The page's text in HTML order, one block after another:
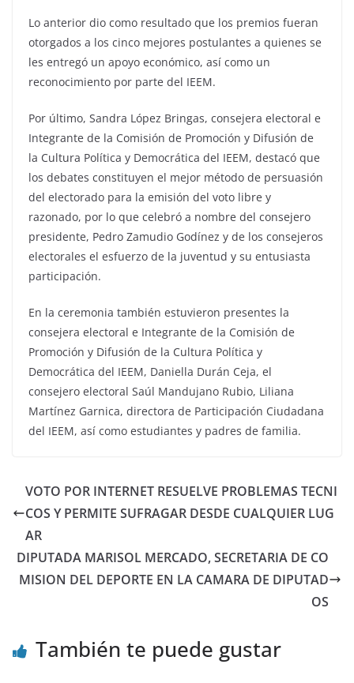
Lo anterior dio como resultado que los premios fueran
otorgados a los cinco mejores postulantes a quienes se
les entregó un apoyo económico, así como un
reconocimiento por parte del IEEM.
Por último, Sandra López Bringas, consejera electoral e
Integrante de la Comisión de Promoción y Difusión de
la Cultura Política y Democrática del IEEM, destacó que
los debates constituyen el mejor método de persuasión
del electorado para la emisión del voto libre y
razonado, por lo que celebró a nombre del consejero
presidente, Pedro Zamudio Godínez y de los consejeros
electorales el esfuerzo de la juventud y su entusiasta
participación.
En la ceremonia también estuvieron presentes la
consejera electoral e Integrante de la Comisión de
Promoción y Difusión de la Cultura Política y
Democrática del IEEM, Daniella Durán Ceja, el
consejero electoral Saúl Mandujano Rubio, Liliana
Martínez Garnica, directora de Participación Ciudadana
del IEEM, así como estudiantes y padres de familia.
VOTO POR INTERNET RESUELVE PROBLEMAS TECNI
COS Y PERMITE SUFRAGAR DESDE CUALQUIER LUG
AR
DIPUTADA MARISOL MERCADO, SECRETARIA DE CO
MISION DEL DEPORTE EN LA CAMARA DE DIPUTAD
OS
También te puede gustar